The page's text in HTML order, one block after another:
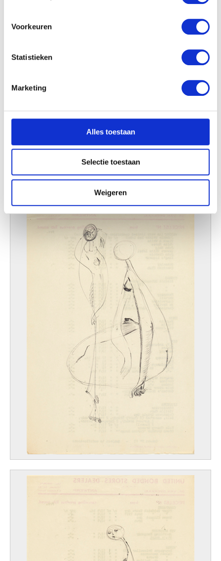
locatie, die tot een paar meter nauwkeurig kan zijn
scannen op specifieke eigenschappen (fingerprinting)
detailgedeeltein.
U kunt uw toestemming op elk moment wijzigen of
We gebruiken cookies om content en advertenties te
personaliseren, om functies voor social media te bieden
en om ons websiteverkeer te analyseren. Ook delen we
informatie over uw gebruik van onze site met onze
partners voor social media, adverteren en analyse. Deze
verzameld op basis van uw gebruik van hun services.
Voorkeuren
Statistieken
Marketing
Alles toestaan
Selectie toestaan
Weigeren